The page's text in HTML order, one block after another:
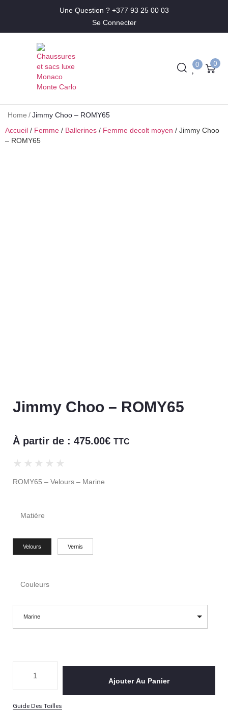
Une Question ? +377 93 25 00 03
Se Connecter
0 0
Home /Jimmy Choo – ROMY65
Accueil / Femme / Ballerines / Femme decolt moyen / Jimmy Choo
– ROMY65
Jimmy Choo – ROMY65
À partir de : 475.00€ TTC
★ ★ ★ ★ ★
ROMY65 – Velours – Marine
Matière
Velours Vernis
Couleurs
Marine
Ajouter Au Panier
Guide Des Tailles